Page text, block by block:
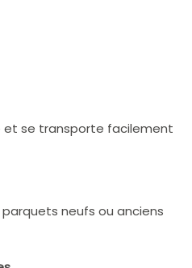
et se transporte facilement
neufs ou anciens